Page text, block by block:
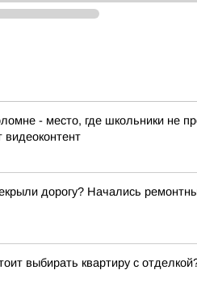
- место, где школьники не
дорогу? Начались
выбирать квартиру с